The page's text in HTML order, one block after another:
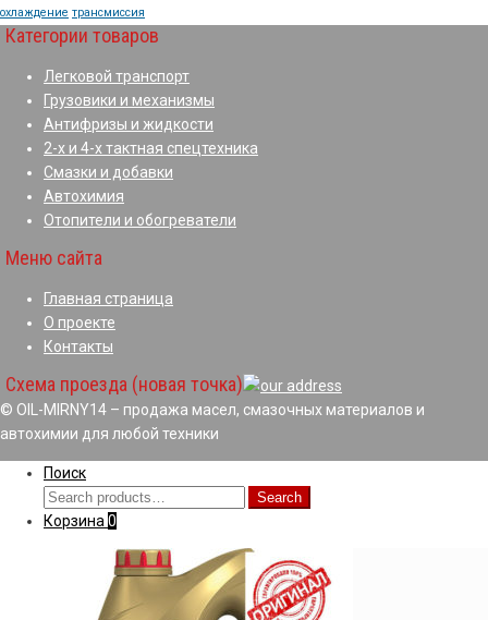
охлаждение трансмиссия
Категории товаров
Легковой транспорт
Грузовики и механизмы
Антифризы и жидкости
2-х и 4-х тактная спецтехника
Смазки и добавки
Автохимия
Отопители и обогреватели
Меню сайта
Главная страница
О проекте
Контакты
Схема проезда (новая точка)
© OIL-MIRNY14 – продажа масел, смазочных материалов и
автохимии для любой техники
Поиск
Search
for:
Search
Корзина 0